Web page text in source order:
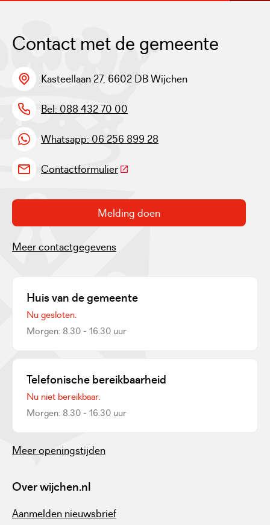
Contact met de gemeente
Kasteellaan 27, 6602 DB Wijchen
Bel: 088 432 70 00
Whatsapp: 06 256 899 28
Contactformulier(Deze link gaat naar een externe
Melding doen
Meer contactgegevens
Huis van de gemeente
Nu gesloten.
Morgen: 8.30 - 16.30 uur
Telefonische bereikbaarheid
Nu niet bereikbaar.
Morgen: 8.30 - 16.30 uur
Meer openingstijden
Over wijchen.nl
Aanmelden nieuwsbrief